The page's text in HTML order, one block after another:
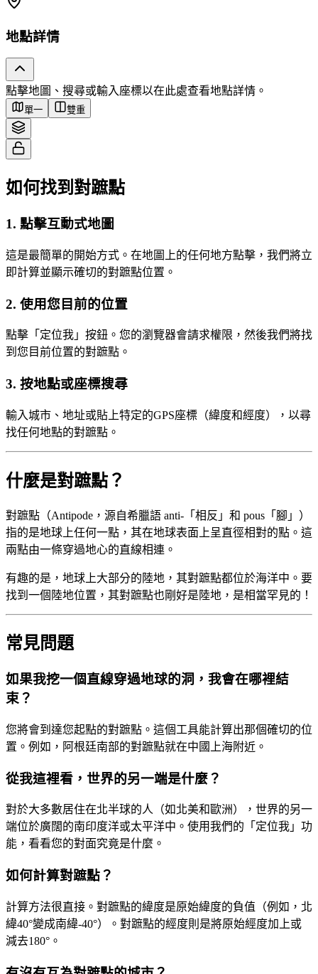
地點詳情
點擊地圖、搜尋或輸入座標以在此處查看地點詳情。
Tiles © Esri — Source: Esri, i-cubed, USDA, USGS, AEX, GeoEye,
Getmapping, Aerogrid, IGN, IGP, UPR-EGP, and the GIS User Community
單一 雙重
如何找到對蹠點
1. 點擊互動式地圖
這是最簡單的開始方式。在地圖上的任何地方點擊，我們將立
即計算並顯示確切的對蹠點位置。
2. 使用您目前的位置
點擊「定位我」按鈕。您的瀏覽器會請求權限，然後我們將找
到您目前位置的對蹠點。
3. 按地點或座標搜尋
輸入城市、地址或貼上特定的GPS座標（緯度和經度），以尋
找任何地點的對蹠點。
什麼是對蹠點？
對蹠點（Antipode，源自希臘語 anti-「相反」和 pous「腳」）
指的是地球上任何一點，其在地球表面上呈直徑相對的點。這
兩點由一條穿過地心的直線相連。
有趣的是，地球上大部分的陸地，其對蹠點都位於海洋中。要
找到一個陸地位置，其對蹠點也剛好是陸地，是相當罕見的！
常見問題
如果我挖一個直線穿過地球的洞，我會在哪裡結
束？
您將會到達您起點的對蹠點。這個工具能計算出那個確切的位
置。例如，阿根廷南部的對蹠點就在中國上海附近。
從我這裡看，世界的另一端是什麼？
對於大多數居住在北半球的人（如北美和歐洲），世界的另一
端位於廣闊的南印度洋或太平洋中。使用我們的「定位我」功
能，看看您的對面究竟是什麼。
如何計算對蹠點？
計算方法很直接。對蹠點的緯度是原始緯度的負值（例如，北
緯40°變成南緯-40°）。對蹠點的經度則是將原始經度加上或
減去180°。